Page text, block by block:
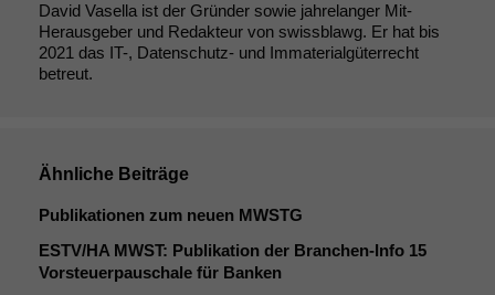
David Vasella ist der Gründer sowie jahrelanger Mit-
Herausgeber und Redakteur von swissblawg. Er hat bis
2021 das IT-, Datenschutz- und Immaterialgüterrecht
betreut.
Ähnliche Beiträge
Publikationen zum neuen MWSTG
ESTV/HA MWST: Publikation der Branchen-Info 15
Vorsteuerpauschale für Banken